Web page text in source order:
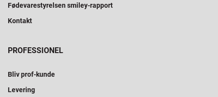
Fødevarestyrelsen smiley-rapport
Kontakt
PROFESSIONEL
Bliv prof-kunde
Levering